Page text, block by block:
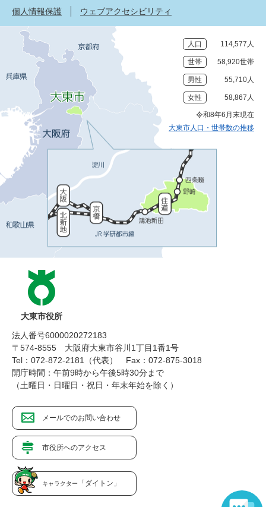
個人情報保護
ウェブアクセシビリティ
人口 114,577人
世帯 58,920世帯
男性 55,710人
女性 58,867人
令和8年6月末現在
大東市人口・世帯数の推移
大東市役所
法人番号6000020272183
〒574-8555 大阪府大東市谷川1丁目1番1号
Tel：072-872-2181（代表）
Fax：072-875-3018
開庁時間：午前9時から午後5時30分まで
（土曜日・日曜日・祝日・年末年始を除く）
メールでのお問い合わせ
市役所へのアクセス
キャラクター 「ダイトン」